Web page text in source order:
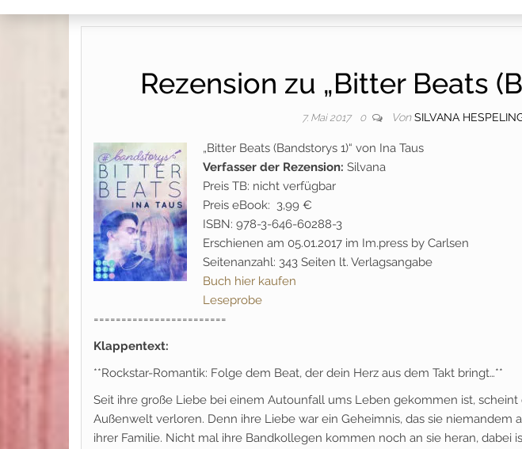
Rezension zu „Bitter Beats
7. Mai 2017 0 Von SILVANA
„Bitter Beats (Bandstorys 1)“ von Ina Taus
Verfasser der Rezension: Silvana
Preis TB: nicht verfügbar
Preis eBook: 3,99 €
ISBN: 978-3-646-60288-3
Erschienen am 05.01.2017 im Im.press by Carlsen
Seitenanzahl: 343 Seiten lt. Verlagsangabe
Buch hier kaufen
Leseprobe
========================
Klappentext:
**Rockstar-Romantik: Folge dem Beat, der dein Herz aus dem Takt bringt…**
Seit ihre große Liebe bei einem Autounfall ums Leben gekommen ist,
Außenwelt verloren. Denn ihre Liebe war ein Geheimnis, das sie niemandem
ihrer Familie. Nicht mal ihre Bandkollegen kommen noch an sie heran, dabei